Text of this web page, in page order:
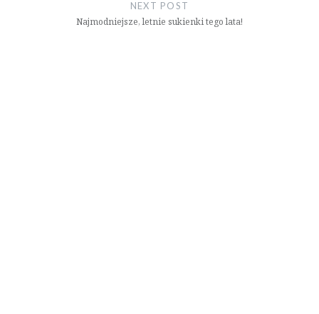
NEXT POST
Najmodniejsze, letnie sukienki tego lata!